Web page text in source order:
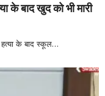
के बाद खुद को भी मारी
के बाद स्कूल…